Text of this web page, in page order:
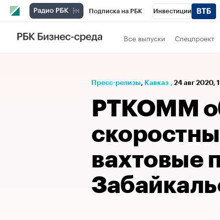
Подписка на РБК Инвестиции
РБК Вино
Проверка контрагентов Политика
Все выпуски Спецпроект
Пресс-релизы⁠, Кавказ , 24 авг 2020,
РТКОММ
вахтовые